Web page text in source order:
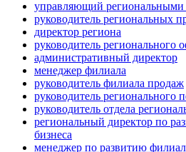
управляющий
руководитель региональных
директор региона
руководитель регионального
административный директор
менеджер филиала
руководитель филиала продаж
руководитель регионального
руководитель отдела
региональный директор по
бизнеса
менеджер по развитию